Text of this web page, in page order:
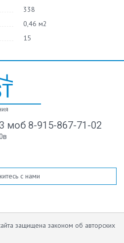
338
0,46 м2
15
моб 8-915-867-71-02
с нами
защищена законом об авторских